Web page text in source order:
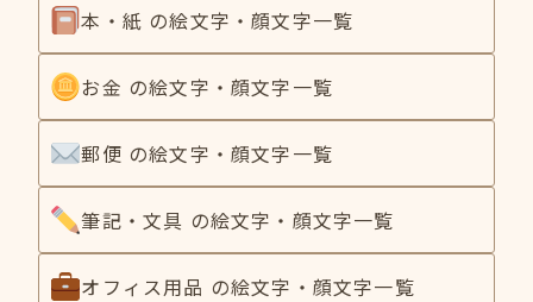
本・紙 の絵文字・顔文字一覧
お金 の絵文字・顔文字一覧
郵便 の絵文字・顔文字一覧
筆記・文具 の絵文字・顔文字一覧
オフィス用品 の絵文字・顔文字一覧